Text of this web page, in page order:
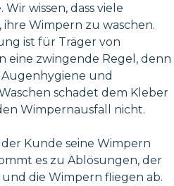
wissen, dass viele
ihre Wimpern zu waschen.
ist für Träger von
zwingende Regel, denn
und
schadet dem Kleber
Wimpernausfall nicht.
Kunde seine Wimpern
es zu Ablösungen, der
die Wimpern fliegen ab.